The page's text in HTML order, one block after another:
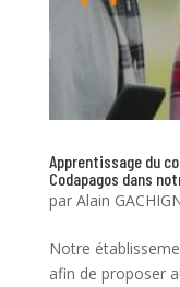
Apprentissage du
Codapagos dans
par Alain
Notre
afin de proposer